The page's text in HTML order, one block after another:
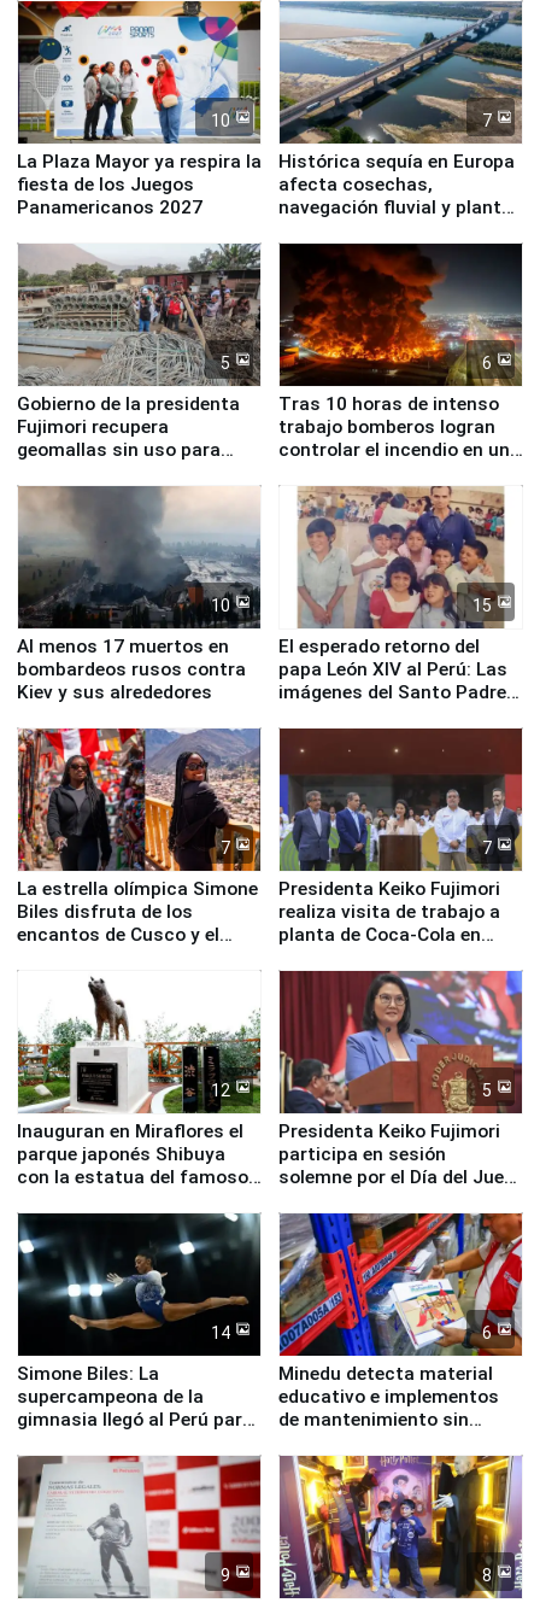
10
La Plaza Mayor ya respira la
fiesta de los Juegos
Panamericanos 2027
7
Histórica sequía en Europa
afecta cosechas,
navegación fluvial y plantas
5
Gobierno de la presidenta
Fujimori recupera
geomallas sin uso para
Fenómeno El Niño
6
Tras 10 horas de intenso
trabajo bomberos logran
controlar el incendio en una
de Chile
10
Al menos 17 muertos en
bombardeos rusos contra
Kiev y sus alrededores
15
El esperado retorno del
papa León XIV al Perú: Las
imágenes del Santo Padre
7
La estrella olímpica Simone
Biles disfruta de los
encantos de Cusco y el
7
Presidenta Keiko Fujimori
realiza visita de trabajo a
planta de Coca-Cola en
12
Inauguran en Miraflores el
parque japonés Shibuya
con la estatua del famoso
5
Presidenta Keiko Fujimori
participa en sesión
solemne por el Día del Juez
14
Simone Biles: La
supercampeona de la
gimnasia llegó al Perú para
Panamericanos Lima 2027
6
Minedu detecta material
educativo e implementos
de mantenimiento sin
la UGEL 2
9 8